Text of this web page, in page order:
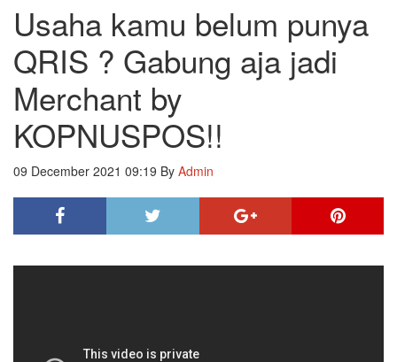
Usaha kamu belum punya
QRIS ? Gabung aja jadi
Merchant by
KOPNUSPOS!!
09 December 2021 09:19 By Admin